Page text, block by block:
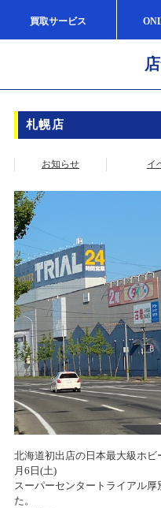
買取サービス
札幌店
お知らせ イ
北海道初出店の日本最大級ホ
月6日(土)
スーパーセンタートライアル
た。